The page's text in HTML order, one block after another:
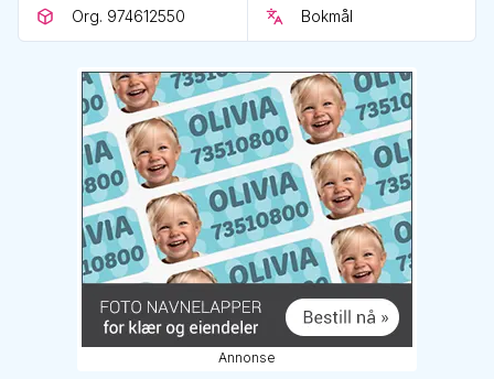
Org. 974612550 Bokmål
Annonse